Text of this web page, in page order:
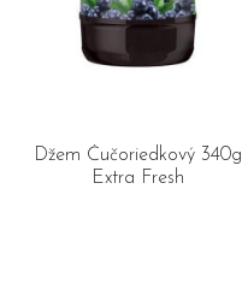
Džem Čučoriedkový 340g
Extra Fresh